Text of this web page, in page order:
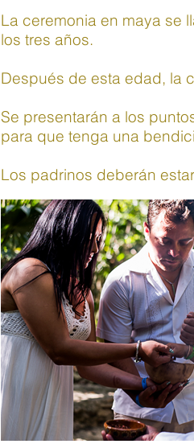
La ceremonia en maya se
los tres años.
Después de esta edad, la
Se presentarán a los
para que tenga una
Los padrinos deberán